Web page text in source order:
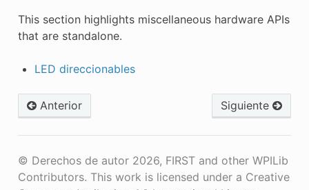
This section highlights miscellaneous hardware APIs
that are standalone.
LED direccionables
Anterior Siguiente
© Derechos de autor 2026, FIRST and other WPILib
Contributors. This work is licensed under a Creative